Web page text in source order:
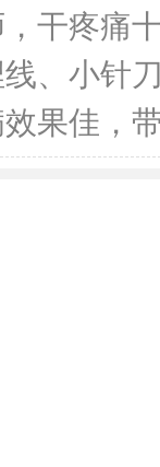
干疼痛
、小针
果佳，